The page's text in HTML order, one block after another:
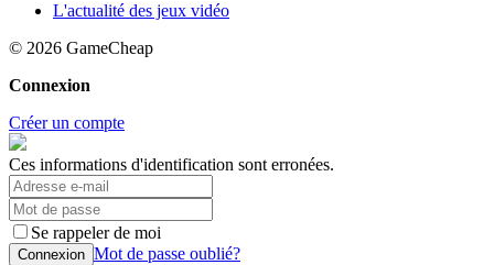
L'actualité des jeux vidéo
© 2026 GameCheap
Connexion
Créer un compte
Ces informations d'identification sont erronées.
Se rappeler de moi
Connexion Mot de passe oublié?